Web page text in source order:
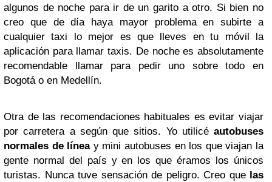
algunos de noche para ir de un garito a otro. Si bien no
creo que de día haya mayor problema en subirte a
cualquier taxi lo mejor es que lleves en tu móvil la
aplicación para llamar taxis. De noche es absolutamente
recomendable llamar para pedir uno sobre todo en
Bogotá o en Medellín.
Otra de las recomendaciones habituales es evitar viajar
por carretera a según que sitios. Yo utilicé autobuses
normales de líneay mini autobuses en los que viajan la
gente normal del país y en los que éramos los únicos
turistas. Nunca tuve sensación de peligro. Creo que las